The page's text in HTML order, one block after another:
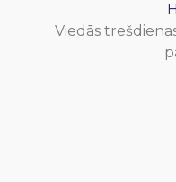
Viedās